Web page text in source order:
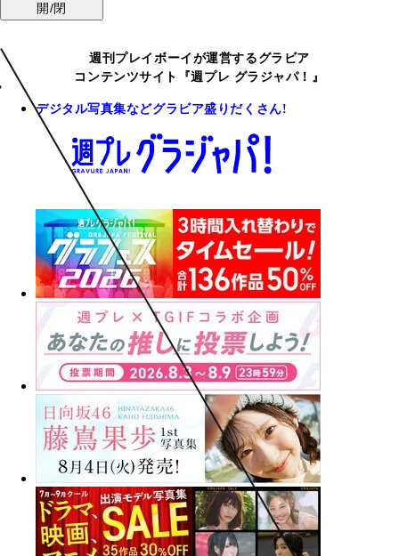
開/閉
週刊プレイボーイが運営するグラビア
コンテンツサイト『週プレ グラジャパ！』
デジタル写真集などグラビア盛りだくさん!